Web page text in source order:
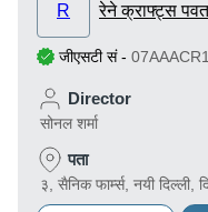
R रेने क्राफ्ट्स
जीएसटी सं-
Director
सोनल शर्मा
पता
३, सैनिक फार्म्स, नयी दिल्ली,